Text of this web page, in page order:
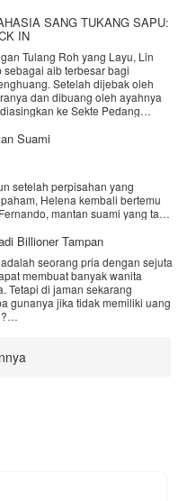
SANG TUKANG SAPU:
IN
Tulang Roh yang Layu, Lin
aib terbesar bagi
Setelah dijebak oleh
dan dibuang oleh ayahnya
ke Sekte Pedang
pekerjaan sebagai murid
bahwa di hari pertamanya
sebuah Sistem Absensi Jejak
dalam jiwanya!
melakukan check-in di
Taixuan. Hadiah: Tubuh Pedang
】
melakukan check-in di
Leluhur. Hadiah: Mata Dewa
tempat yang pernah
dewa kuno akan memberinya
Suami
setelah perpisahan yang
Helena kembali bertemu
mantan suami yang tak
konspirasi musuh yang ingin
Arthur bertekad merebut
meski harus menjadikannya
tak pernah padam.
Billioner Tampan
seorang pria dengan sejuta
membuat banyak wanita
Tetapi di jaman sekarang
gunanya jika tidak memiliki uang
karena mendambakan